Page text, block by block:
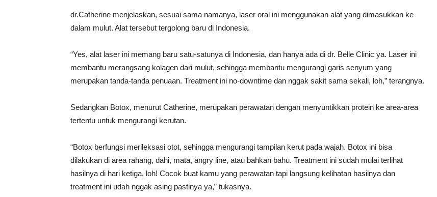
dr.Catherine menjelaskan, sesuai sama namanya, laser oral ini menggunakan alat yang dimasukkan ke
dalam mulut. Alat tersebut tergolong baru di Indonesia.
“Yes, alat laser ini memang baru satu-satunya di Indonesia, dan hanya ada di dr. Belle Clinic ya. Laser ini
membantu merangsang kolagen dari mulut, sehingga membantu mengurangi garis senyum yang
merupakan tanda-tanda penuaan. Treatment ini no-downtime dan nggak sakit sama sekali, loh,” terangnya.
Sedangkan Botox, menurut Catherine, merupakan perawatan dengan menyuntikkan protein ke area-area
tertentu untuk mengurangi kerutan.
“Botox berfungsi merileksasi otot, sehingga mengurangi tampilan kerut pada wajah. Botox ini bisa
dilakukan di area rahang, dahi, mata, angry line, atau bahkan bahu. Treatment ini sudah mulai terlihat
hasilnya di hari ketiga, loh! Cocok buat kamu yang perawatan tapi langsung kelihatan hasilnya dan
treatment ini udah nggak asing pastinya ya,” tukasnya.